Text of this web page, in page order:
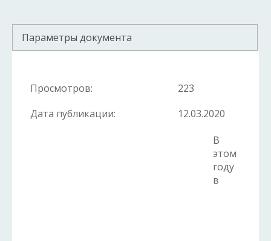
Параметры документа
Просмотров:
223
Дата публикации:
12.03.2020
В
этом
году
в